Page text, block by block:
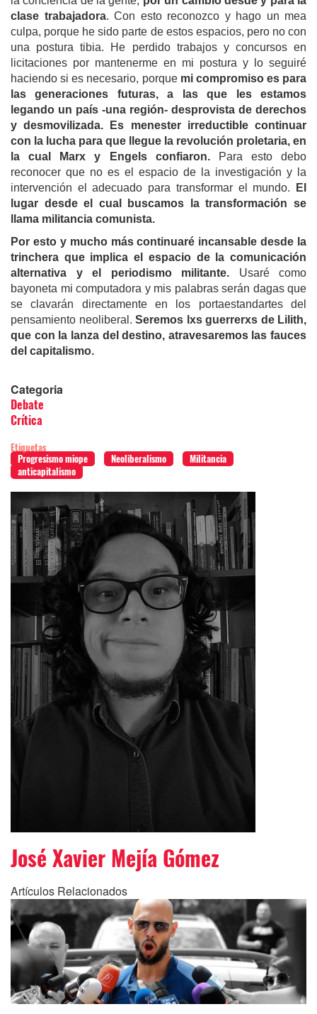
clase trabajadora. Con esto reconozco y hago un mea
culpa, porque he sido parte de estos espacios, pero no con
una postura tibia. He perdido trabajos y concursos en
licitaciones por mantenerme en mi postura y lo seguiré
haciendo si es necesario, porque mi compromiso es para
las generaciones futuras, a las que les estamos
legando un país -una región- desprovista de derechos
y desmovilizada.
Es menester irreductible continuar
con la lucha para que llegue la revolución proletaria, en
la cual Marx y Engels confiaron.Para esto debo
reconocer que no es el espacio de la investigación y la
intervención el adecuado para transformar el mundo. El
lugar desde el cual buscamos la transformación se
llama militancia comunista.
Por esto y mucho más continuaré incansable desde la
trinchera que implica el espacio de la comunicación
alternativa y el periodismo militante. Usaré como
bayoneta mi computadora y mis palabras serán dagas que
se clavarán directamente en los portaestandartes del
pensamiento neoliberal. Seremos lxs guerrerxs de Lilith,
que con la lanza del destino, atravesaremos las fauces
del capitalismo.
Categoria
Debate
Crítica
Etiquetas
Progresismo miope
Neoliberalismo
Militancia
anticapitalismo
José Xavier Mejía Gómez
Artículos Relacionados